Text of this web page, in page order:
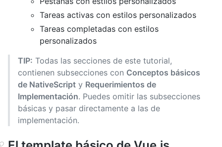
Tareas activas con estilos personalizados
Tareas completadas con estilos
personalizados
TIP: Todas las secciones de este tutorial,
contienen subsecciones con Conceptos básicos
de NativeScript y Requerimientos de
Implementación. Puedes omitir las subsecciones
básicas y pasar directamente a las de
implementación.